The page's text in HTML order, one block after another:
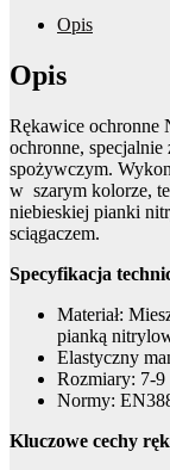
Opis
Opis
Rękawice ochronne
ochronne,
spożywczym.
w szarym kolorze,
niebieskiej pianki
sciągaczem.
Specyfikacja
Materiał:
pianką
Elastyczny
Rozmiary: 7-9
Normy:
Kluczowe cechy